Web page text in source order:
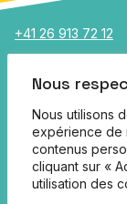
Nous
Nous utilisons
expérience de
contenus
cliquant sur «
utilisation des
+41 26 913 72 12